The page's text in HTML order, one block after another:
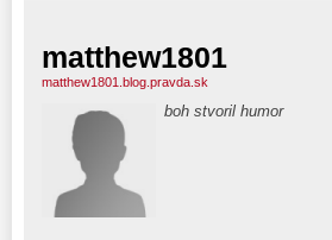
matthew1801
matthew1801.blog.pravda.sk
boh stvoril humor